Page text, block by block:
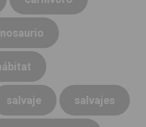
salvaje salvajes